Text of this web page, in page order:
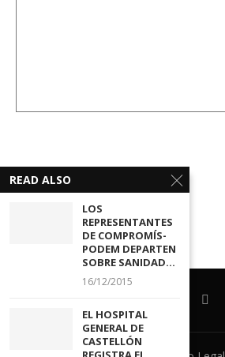
READ ALSO
LOS
REPRESENTANTES
DE COMPROMÍS-
PODEM DEPARTEN
SOBRE SANIDAD...
16/12/2015
EL HOSPITAL
GENERAL DE
CASTELLÓN